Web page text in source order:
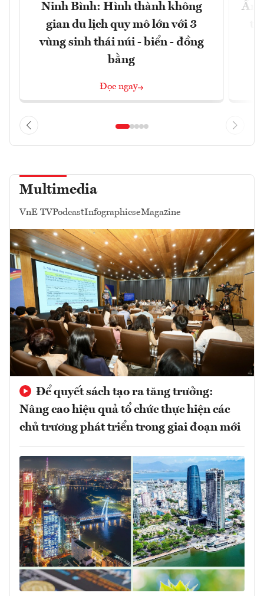
Ninh Bình: Hình thành không
gian du lịch quy mô lớn với 3
vùng sinh thái núi - biển - đồng
bằng
Đọc ngay
Ẩm
Multimedia
VnE TVPodcastInfographicseMagazine
Để quyết sách tạo ra tăng trưởng:
Nâng cao hiệu quả tổ chức thực hiện các
chủ trương phát triển trong giai đoạn mới